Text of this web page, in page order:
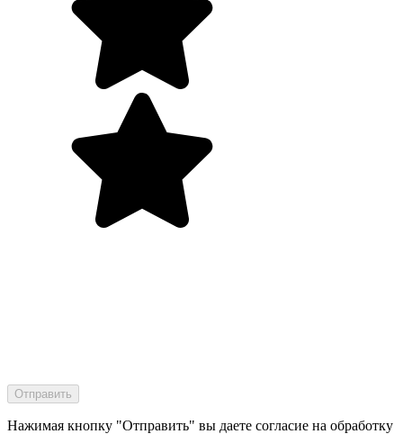
Нажимая кнопку "Отправить" вы даете согласие на обработку